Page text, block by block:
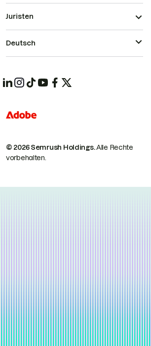
© 2026 Semrush Holdings.Alle Rechte
vorbehalten.
Juristen
Deutsch